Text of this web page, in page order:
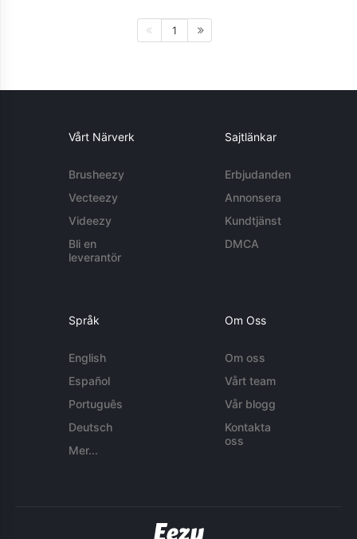
1
Vårt Närverk
Brusheezy
Vecteezy
Videezy
Bli en
leverantör
Sajtlänkar
Erbjudanden
Annonsera
Kundtjänst
DMCA
Språk
English
Español
Português
Deutsch
Mer...
Om Oss
Om oss
Vårt team
Vår blogg
Kontakta
oss